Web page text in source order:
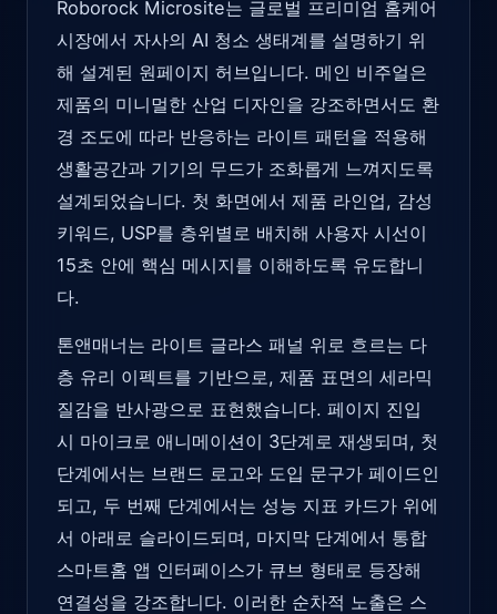
Roborock Microsite는 글로벌 프리미엄 홈케어
시장에서 자사의 AI 청소 생태계를 설명하기 위
해 설계된 원페이지 허브입니다. 메인 비주얼은
제품의 미니멀한 산업 디자인을 강조하면서도 환
경 조도에 따라 반응하는 라이트 패턴을 적용해
생활공간과 기기의 무드가 조화롭게 느껴지도록
설계되었습니다. 첫 화면에서 제품 라인업, 감성
키워드, USP를 층위별로 배치해 사용자 시선이
15초 안에 핵심 메시지를 이해하도록 유도합니
다.
톤앤매너는 라이트 글라스 패널 위로 흐르는 다
층 유리 이펙트를 기반으로, 제품 표면의 세라믹
질감을 반사광으로 표현했습니다. 페이지 진입
시 마이크로 애니메이션이 3단계로 재생되며, 첫
단계에서는 브랜드 로고와 도입 문구가 페이드인
되고, 두 번째 단계에서는 성능 지표 카드가 위에
서 아래로 슬라이드되며, 마지막 단계에서 통합
스마트홈 앱 인터페이스가 큐브 형태로 등장해
연결성을 강조합니다. 이러한 순차적 노출은 스